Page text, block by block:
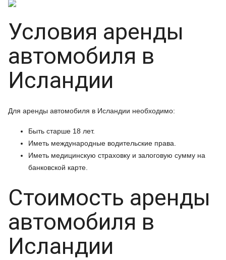
Условия аренды
автомобиля в
Исландии
Для аренды автомобиля в Исландии необходимо:
Быть старше 18 лет.
Иметь международные водительские права.
Иметь медицинскую страховку и залоговую сумму на
банковской карте.
Стоимость аренды
автомобиля в
Исландии